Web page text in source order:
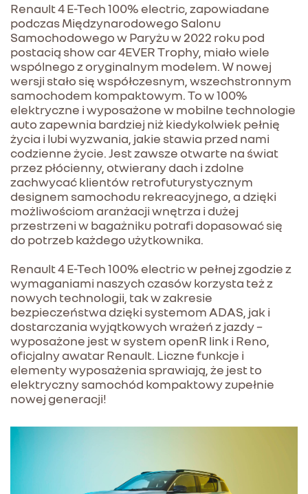
Renault 4 E-Tech 100% electric, zapowiadane
podczas Międzynarodowego Salonu
Samochodowego w Paryżu w 2022 roku pod
postacią show car 4EVER Trophy, miało wiele
wspólnego z oryginalnym modelem. W nowej
wersji stało się współczesnym, wszechstronnym
samochodem kompaktowym. To w 100%
elektryczne i wyposażone w mobilne technologie
auto zapewnia bardziej niż kiedykolwiek pełnię
życia i lubi wyzwania, jakie stawia przed nami
codzienne życie. Jest zawsze otwarte na świat
przez płócienny, otwierany dach i zdolne
zachwycać klientów retrofuturystycznym
designem samochodu rekreacyjnego, a dzięki
możliwościom aranżacji wnętrza i dużej
przestrzeni w bagażniku potrafi dopasować się
do potrzeb każdego użytkownika.
Renault 4 E-Tech 100% electric w pełnej zgodzie z
wymaganiami naszych czasów korzysta też z
nowych technologii, tak w zakresie
bezpieczeństwa dzięki systemom ADAS, jak i
dostarczania wyjątkowych wrażeń z jazdy –
wyposażone jest w system openR link i Reno,
oficjalny awatar Renault. Liczne funkcje i
elementy wyposażenia sprawiają, że jest to
elektryczny samochód kompaktowy zupełnie
nowej generacji!